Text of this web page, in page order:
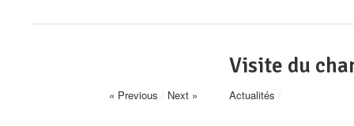
Visite du
« Previous / Next » Actualités /